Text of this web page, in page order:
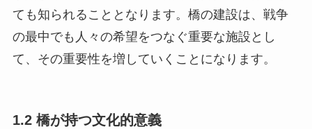
ても知られることとなります。橋の建設は、戦争
の最中でも人々の希望をつなぐ重要な施設とし
て、その重要性を増していくことになります。
1.2 橋が持つ文化的意義